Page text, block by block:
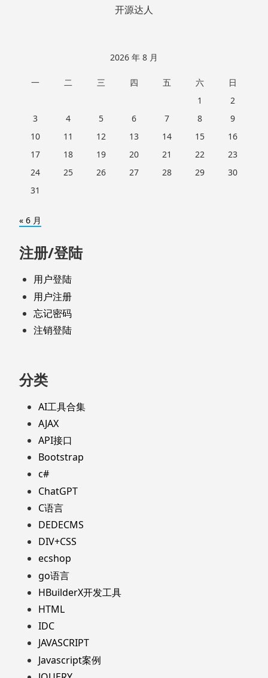
开源达人
2026 年 8 月
一 二 三 四 五 六
日
1
2
3
4 5 6 7 8
9
10
11 12 13 14 15
16
17
18 19 20 21 22
23
24
25 26 27 28 29
30
31
« 6 月
注册/登陆
用户登陆
用户注册
忘记密码
注销登陆
分类
AI工具合集
AJAX
API接口
Bootstrap
c#
ChatGPT
C语言
DEDECMS
DIV+CSS
ecshop
go语言
HBuilderX开发工具
HTML
IDC
JAVASCRIPT
Javascript案例